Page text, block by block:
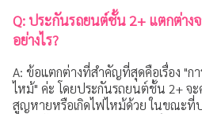
Q: ประกันรถยนต์ชั้น 2+ แตกต่าง
อย่างไร?
A: ข้อแตกต่างที่สำคัญที่สุดคือเรื่อง "ก
ไหม้" ค่ะ โดยประกันรถยนต์ชั้น 2+ จ
สูญหายหรือเกิดไฟไหม้ด้วย ในขณะที่